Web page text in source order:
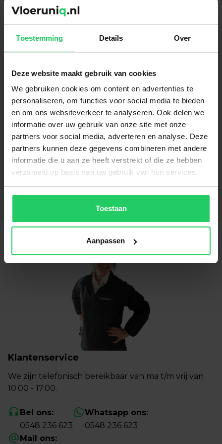
Toestemming Details Over
Deze website maakt gebruik van cookies
We gebruiken cookies om content en advertenties te
personaliseren, om functies voor social media te bieden
en om ons websiteverkeer te analyseren. Ook delen we
informatie over uw gebruik van onze site met onze
partners voor social media, adverteren en analyse. Deze
partners kunnen deze gegevens combineren met andere
informatie die u aan ze heeft verstrekt of die ze hebben
verzameld op basis van uw gebruik van hun services.
Toestaan
Aanpassen
Neem van elke gewenste vloer grote
planken mee naar huis. Bekijk de
in de woning en bekijk ze overdag en 's
Gerelateerde producten
PVC Stroken - Azzuro Beige
€34.95 per m²
Klantenservice
We zijn telefonisch bereikbaar van ma t/m vrij van
10.00 - 17.00.
Bel ons:
0548 236 623
Whatsapp ons:
0548 236 623
Mail ons: